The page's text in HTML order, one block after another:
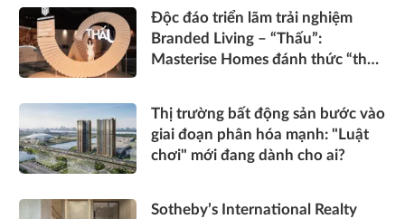
Độc đáo triển lãm trải nghiệm
Branded Living – “Thấu”:
Masterise Homes đánh thức “thấu
Thị trường bất động sản bước vào
giai đoạn phân hóa mạnh: "Luật
chơi" mới đang dành cho ai?
Sotheby’s International Realty